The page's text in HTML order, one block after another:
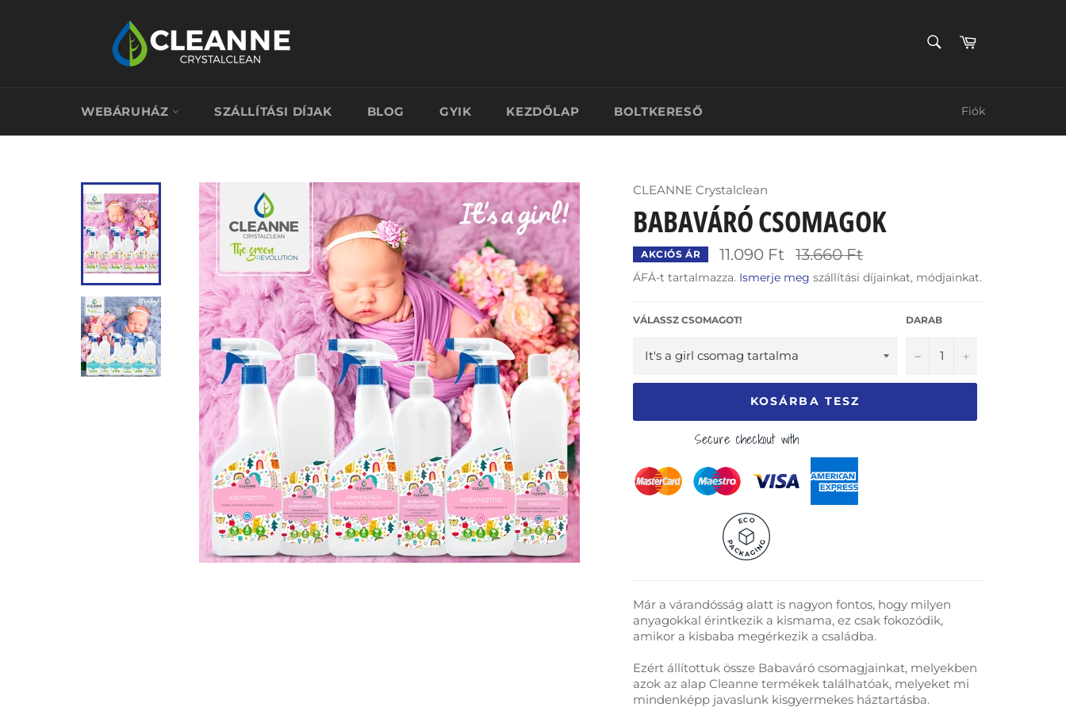
Kosár
WEBÁRUHÁZ SZÁLLÍTÁSI DÍJAK BLOG GYIK KEZDŐLAP BOLTKERESŐ Fiók
CLEANNE Crystalclean
BABAVÁRÓ CSOMAGOK
AKCIÓS ÁR 11.090 Ft Ár
13.660 Ft
ÁFÁ-t tartalmazza. Ismerje meg szállítási díjainkat, módjainkat.
VÁLASSZ CSOMAGOT! DARAB
− +
KOSÁRBA TESZ
Secure checkout with
PACKAGI
N
G
ECO
Már a várandósság alatt is nagyon fontos, hogy milyen
anyagokkal érintkezik a kismama, ez csak fokozódik,
amikor a kisbaba megérkezik a családba.
Ezért állítottuk össze Babaváró csomagjainkat, melyekben
azok az alap Cleanne termékek találhatóak, melyeket mi
mindenképp javaslunk kisgyermekes háztartásba.